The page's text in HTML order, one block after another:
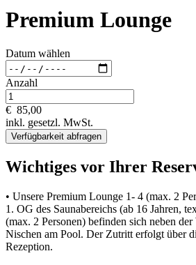
Premium Lounge
Datum wählen
Anzahl
€ 85,00
inkl. gesetzl. MwSt.
Verfügbarkeit abfragen
Wichtiges vor Ihrer
• Unsere Premium Lounge 1- 4 (max. 2
1. OG des Saunabereichs (ab 16 Jahren,
(max. 2 Personen) befinden sich neben der
Nischen am Pool. Der Zutritt erfolgt über
Rezeption.